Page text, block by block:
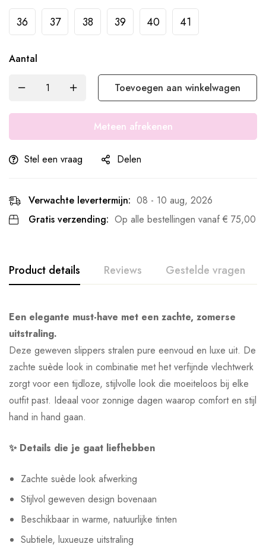
36 37 38 39 40 41
Aantal
Toevoegen aan winkelwagen
Meteen afrekenen
Stel een vraag Delen
Verwachte levertermijn: 08 - 10 aug, 2026
Gratis verzending: Op alle bestellingen vanaf € 75,00
Product details Reviews Gestelde vragen
Een elegante must-have met een zachte, zomerse
uitstraling.
Deze geweven slippers stralen pure eenvoud en luxe uit. De
zachte suède look in combinatie met het verfijnde vlechtwerk
zorgt voor een tijdloze, stijlvolle look die moeiteloos bij elke
outfit past. Ideaal voor zonnige dagen waarop comfort en stijl
hand in hand gaan.
✨ Details die je gaat liefhebben
Zachte suède look afwerking
Stijlvol geweven design bovenaan
Beschikbaar in warme, natuurlijke tinten
Subtiele, luxueuze uitstraling